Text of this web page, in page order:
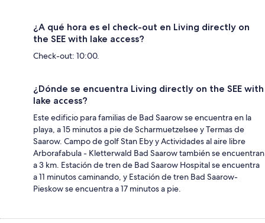
¿A qué hora es el check-out en Living directly on
the SEE with lake access?
Check-out: 10:00.
¿Dónde se encuentra Living directly on the SEE with
lake access?
Este edificio para familias de Bad Saarow se encuentra en la
playa, a 15 minutos a pie de Scharmuetzelsee y Termas de
Saarow. Campo de golf Stan Eby y Actividades al aire libre
Arborafabula - Kletterwald Bad Saarow también se encuentran
a 3 km. Estación de tren de Bad Saarow Hospital se encuentra
a 11 minutos caminando, y Estación de tren Bad Saarow-
Pieskow se encuentra a 17 minutos a pie.